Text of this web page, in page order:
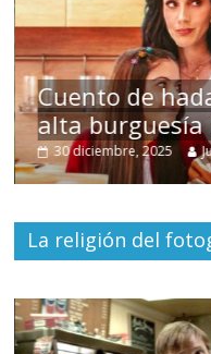
Cuento de
alta burguesía
30 diciembre, 2025
La religión del